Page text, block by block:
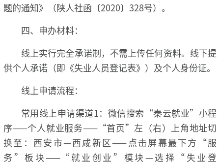
题的通知》（陕人社函〔2020〕328号）。
四、申办材料：
线上实行完全承诺制，不需上传任何资料。线下提
供个人承诺（即《失业人员登记表》）及个人身份证。
线上申请流程：
常用线上申请渠道1：微信搜索“秦云就业”小程
序——个人就业服务——“首页”左（右）上角地址切
换至：西安市—西咸新区——点击屏幕最下方“服
务”板块——“就业创业”模块—选择“失业登